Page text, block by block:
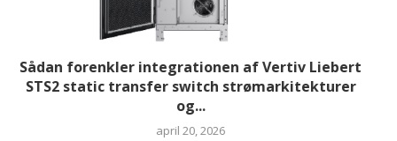
Vertiv introducerer industriel UPS i industriel
kvalitet designet til kommercielle og
industrielle...
marts 18, 2026